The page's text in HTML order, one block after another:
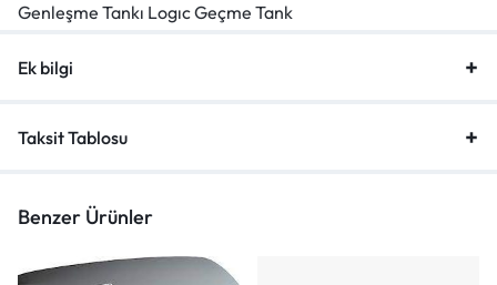
Genleşme Tankı Logıc Geçme Tank
Ek bilgi
Taksit Tablosu
Benzer Ürünler